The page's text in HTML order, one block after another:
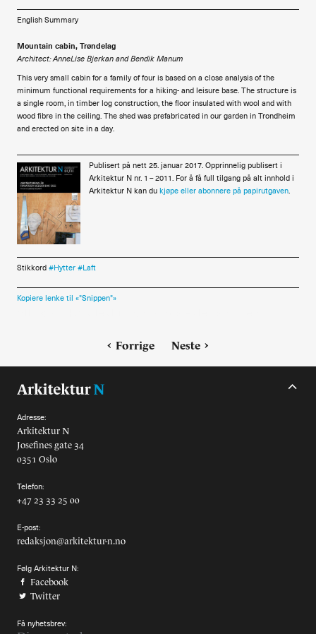
English Summary
Mountain cabin, Trøndelag
Architect: AnneLise Bjerkan and Bendik Manum
This very small cabin for a family of four is based on a close analysis of the
minimum functional requirements for a hiking- and leisure base. The structure is
a single room, in timber log construction, the floor insulated with wool and with
wood fibre in the ceiling. The shed was prefabricated in our garden in Trondheim
and erected on site in a day.
Publisert på nett 25. januar 2017. Opprinnelig publisert i
Arkitektur N nr. 1 – 2011. For å få full tilgang på alt innhold i
Arkitektur N kan du kjøpe eller abonnere på papirutgaven.
Stikkord Hytter Laft
Kopiere lenke til «"Snippen"»
Forrige Neste
Adresse:
Arkitektur N
Josefines gate 34
0351 Oslo
Telefon:
+47 23 33 25 00
E-post:
redaksjon@arkitektur-n.no
Følg Arkitektur N:
Facebook
Twitter
Få nyhetsbrev: